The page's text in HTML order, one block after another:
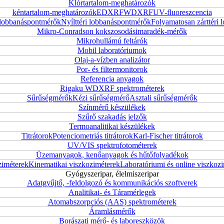
Klórtartalom-meghatározók
kéntartalom-meghatározókEDXRFWDXRFUV-fluoreszcencia
Nyílttéri lobbanáspontmérőkFolyamatosan zárttéri
Mikro-Conradson kokszosodásimaradék-mérők
Mikrohullámú feltárók
Mobil laboratóriumok
Olaj-a-vízben analizátor
Por- és filtermonitorok
Referencia anyagok
Rigaku WDXRF spektrométerek
SűrűségmérőkKézi sűrűségmérőAsztali sűrűségmérők
Színmérő készülékek
Szűrő szakadás jelzők
Termoanalitikai készülékek
TitrátorokPotenciometriás titrátorokKarl-Fischer titrátorok
UV/VIS spektrofotométerek
Üzemanyagok, kenőanyagok és hűtőfolyadékok
Kinematikai viszkoziméterekLaboratóriumi és online
Gyógyszeripar, élelmiszeripar
Adatgyűjtő, -feldolgozó és kommunikációs szoftverek
Analitikai- és Táramérlegek
Atomabszorpciós (AAS) spektrométerek
Áramlásmérők
Borászati mérő- és laboreszközök